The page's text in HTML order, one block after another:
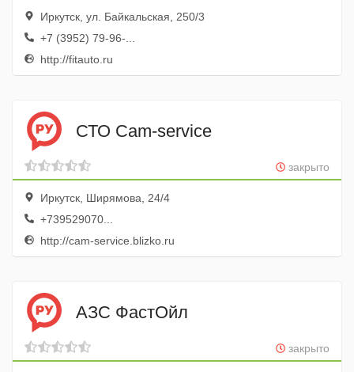
Иркутск, ул. Байкальская, 250/3
+7 (3952) 79-96-...
http://fitauto.ru
СТО Cam-service
закрыто
Иркутск, Ширямова, 24/4
+739529070...
http://cam-service.blizko.ru
АЗС ФастОйл
закрыто